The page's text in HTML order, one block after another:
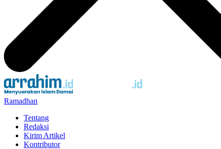
Ramadhan
Tentang
Redaksi
Kirim Artikel
Kontributor